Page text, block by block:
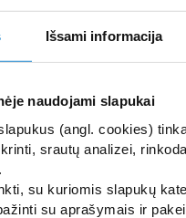
Išsami informacija
naudojami slapukai
(angl. cookies)
srautų analizei,
su kuriomis slapukų
su aprašymais ir
klausimų?
mums
įsirengti SPA centrą su
baseinu nuosavame